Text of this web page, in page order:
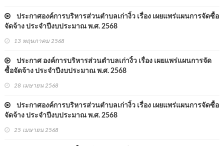
ประกาศองค์การบริหารส่วนตำบลเก่างิ้ว เรื่อง เผยแพร่แผนการจัดซื้อ
จัดจ้าง ประจำปีงบประมาณ พ.ศ. 2568
13 พฤษภาคม 2568
ประกาศ องค์การบริหารส่วนตำบลเก่างิ้ว เรื่อง เผยแพร่แผนการจัด
ซื้อจัดจ้าง ประจำปีงบประมาณ พ.ศ. 2568
28 เมษายน 2568
ประกาศองค์การบริหารส่วนตำบลเก่างิ้ว เรื่อง เผยแพร่แผนการจัดซื้อ
จัดจ้าง ประจำปีงบประมาณ พ.ศ. 2568
25 เมษายน 2568